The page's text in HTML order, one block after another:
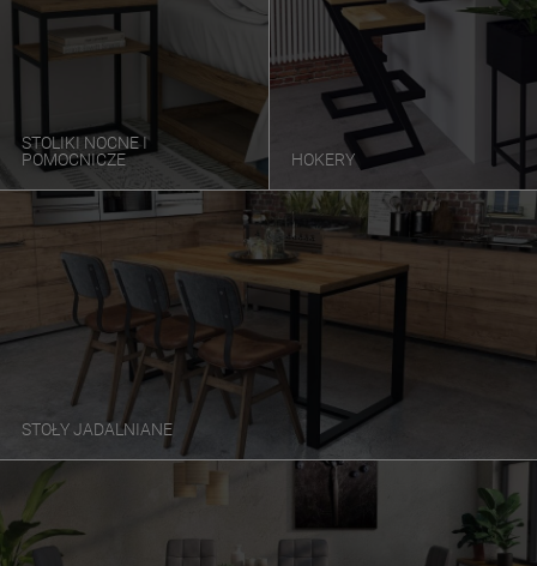
STOŁY JADALNIANE
STOLIKI NOCNE I
POMOCNICZE
HOKERY